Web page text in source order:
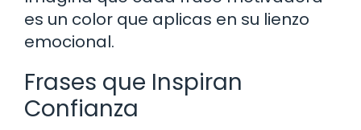
es un color que aplicas en su lienzo
emocional.
Frases que Inspiran
Confianza